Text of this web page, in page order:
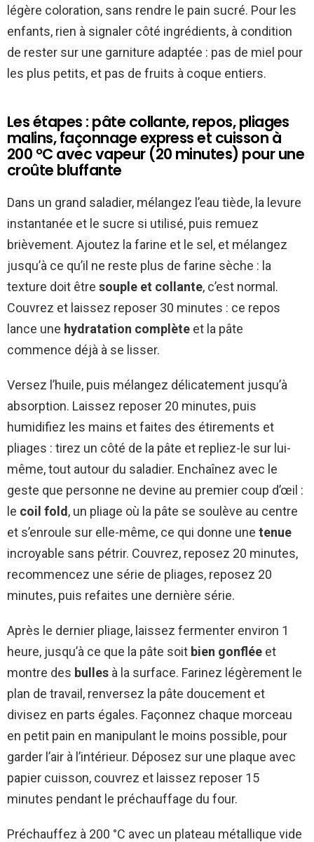
légère coloration, sans rendre le pain sucré. Pour les
enfants, rien à signaler côté ingrédients, à condition
de rester sur une garniture adaptée : pas de miel pour
les plus petits, et pas de fruits à coque entiers.
Les étapes : pâte collante, repos, pliages
malins, façonnage express et cuisson à
200 °C avec vapeur (20 minutes) pour une
croûte bluffante
Dans un grand saladier, mélangez l’eau tiède, la levure
instantanée et le sucre si utilisé, puis remuez
brièvement. Ajoutez la farine et le sel, et mélangez
jusqu’à ce qu’il ne reste plus de farine sèche : la
texture doit être souple et collante, c’est normal.
Couvrez et laissez reposer 30 minutes : ce repos
lance une hydratation complète et la pâte
commence déjà à se lisser.
Versez l’huile, puis mélangez délicatement jusqu’à
absorption. Laissez reposer 20 minutes, puis
humidifiez les mains et faites des étirements et
pliages : tirez un côté de la pâte et repliez-le sur lui-
même, tout autour du saladier. Enchaînez avec le
geste que personne ne devine au premier coup d’œil :
le coil fold, un pliage où la pâte se soulève au centre
et s’enroule sur elle-même, ce qui donne une tenue
incroyable sans pétrir. Couvrez, reposez 20 minutes,
recommencez une série de pliages, reposez 20
minutes, puis refaites une dernière série.
Après le dernier pliage, laissez fermenter environ 1
heure, jusqu’à ce que la pâte soit bien gonflée et
montre des bulles à la surface. Farinez légèrement le
plan de travail, renversez la pâte doucement et
divisez en parts égales. Façonnez chaque morceau
en petit pain en manipulant le moins possible, pour
garder l’air à l’intérieur. Déposez sur une plaque avec
papier cuisson, couvrez et laissez reposer 15
minutes pendant le préchauffage du four.
Préchauffez à 200 °C avec un plateau métallique vide